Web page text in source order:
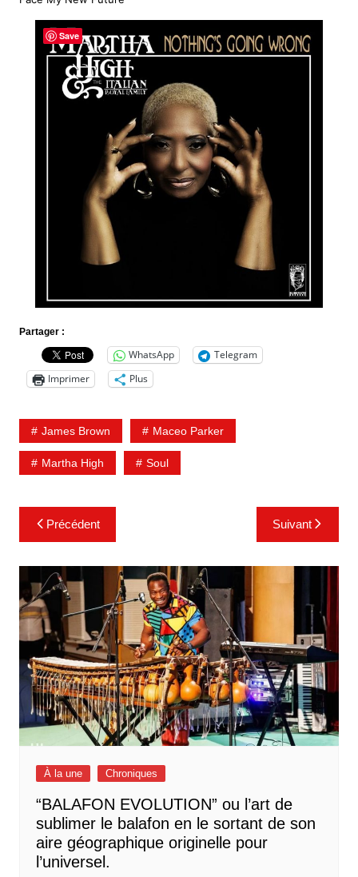
Partager :
WhatsApp
Telegram
Imprimer
Plus
James Brown Maceo Parker
Martha High Soul
Navigation
de
l’article
Précédent Suivant
À la une Chroniques
“BALAFON EVOLUTION” ou l’art de
sublimer le balafon en le sortant de son
aire géographique originelle pour
l’universel.
Save